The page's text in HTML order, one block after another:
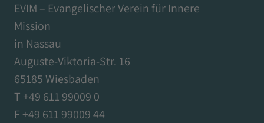
EVIM – Evangelischer Verein für Innere
Mission
in Nassau
Auguste-Viktoria-Str. 16
65185 Wiesbaden
T +49 611 99009 0
F +49 611 99009 44